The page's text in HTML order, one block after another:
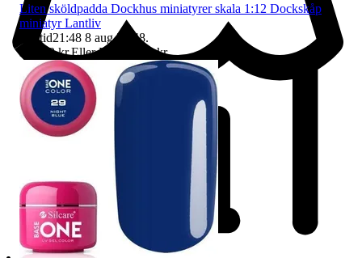
Liten sköldpadda Dockhus miniatyrer skala 1:12 Dockskåp
miniatyr Lantliv
Sluttid21:48 8 aug 21:48.
Pris:
13 kr,Eller Köp nu 14 kr,.